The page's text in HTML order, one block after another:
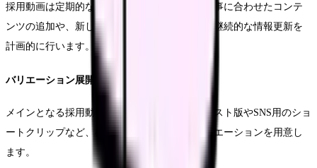
採用動画は定期的な更新が重要です。季節や行事に合わせたコンテ
ンツの追加や、新しい施設・設備の紹介など、継続的な情報更新を
計画的に行います。
バリエーション展開
メインとなる採用動画に加え、短編のダイジェスト版やSNS用のショ
ートクリップなど、様々な用途に対応したバリエーションを用意し
ます。